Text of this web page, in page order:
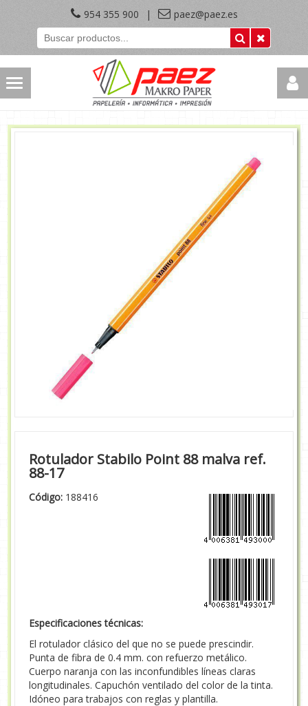
954 355 900 | paez@paez.es
Rotulador Stabilo Point 88 malva ref.
88-17
Código: 188416
Especificaciones técnicas:
El rotulador clásico del que no se puede prescindir.
Punta de fibra de 0.4 mm. con refuerzo metálico.
Cuerpo naranja con las inconfundibles líneas claras
longitudinales. Capuchón ventilado del color de la tinta.
Idóneo para trabajos con reglas y plantilla.